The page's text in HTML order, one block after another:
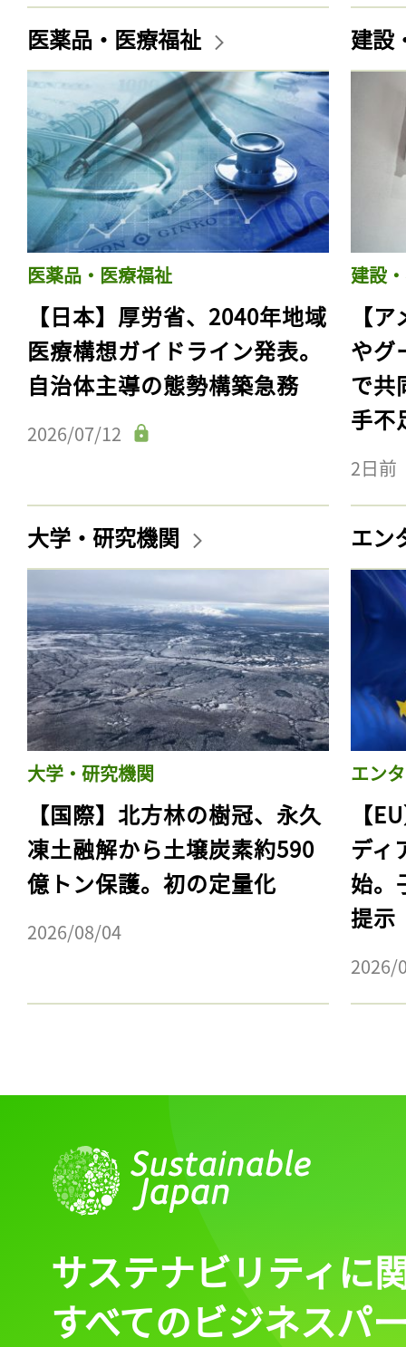
医薬品・医療福祉
医薬品・医療福祉
【日本】厚労省、2040年地域
医療構想ガイドライン発表。
自治体主導の態勢構築急務
2026/07/12
建設
建設
【
やグ
で共
手不
2日前
大学・研究機関
大学・研究機関
【国際】北方林の樹冠、永久
凍土融解から土壌炭素約590
億トン保護。初の定量化
2026/08/04
エン
エン
【
ディ
始。
提示
2026/
ログインが必
会員登録
サステナビリティに
すべてのビジネスパ